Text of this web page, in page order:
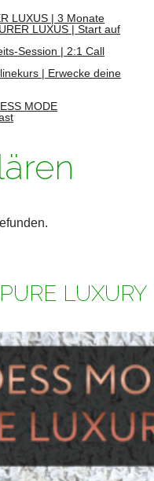
LUXUS | 3 Monate
LUXUS | Start auf
Session | 2:1 Call
| Erwecke deine
MODE
LUXURY